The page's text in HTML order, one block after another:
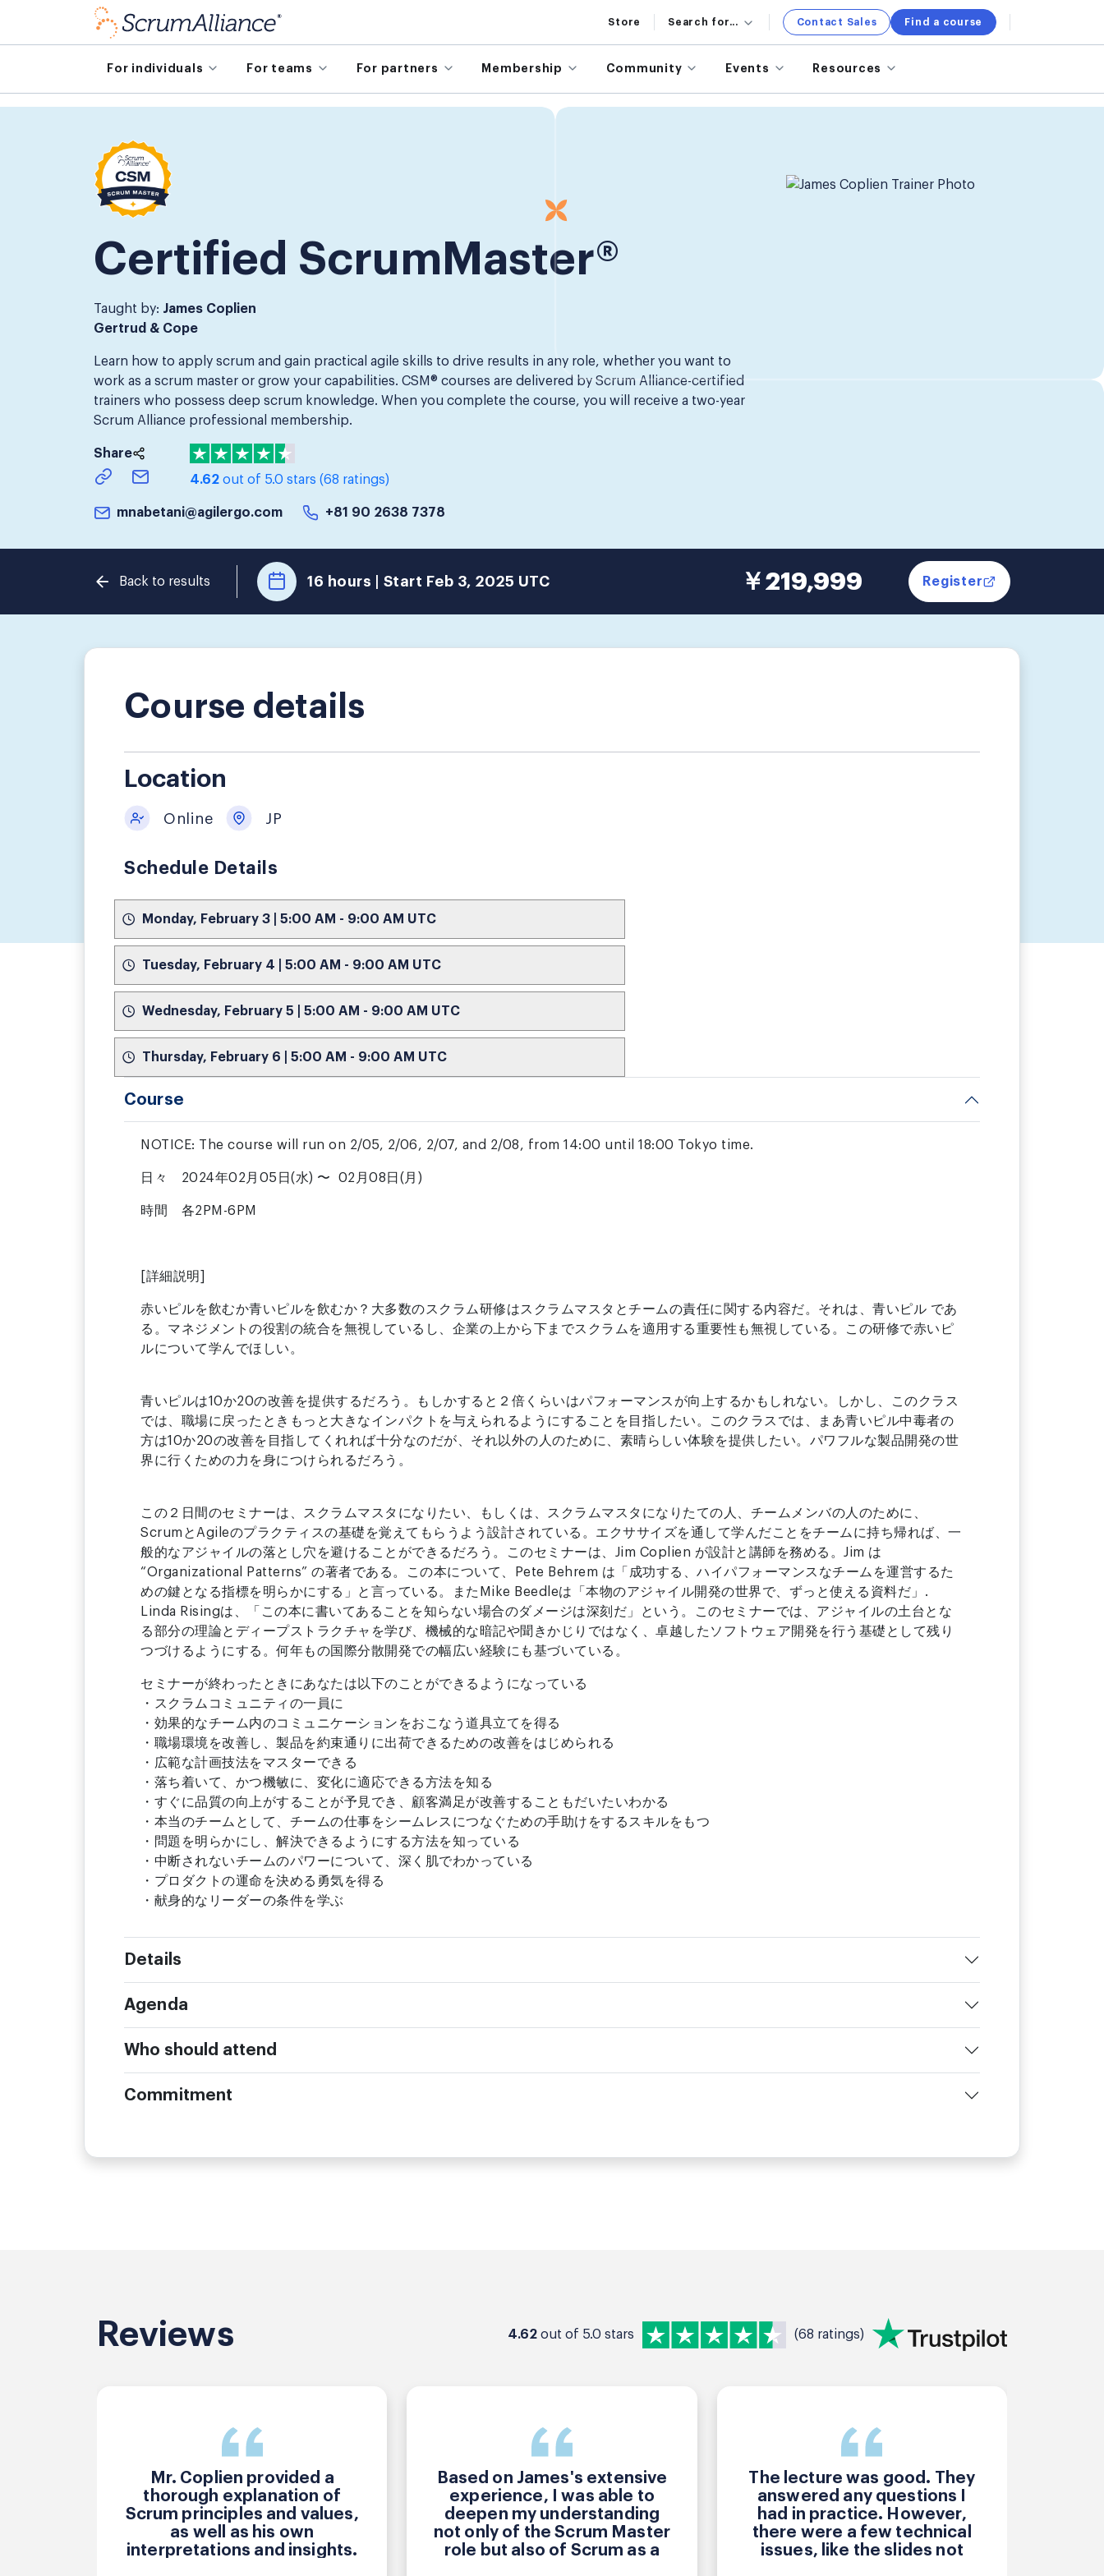
Store Search for... Contact Sales Find a course
For individuals For teams For partners Membership Community Events Resources
Certified ScrumMaster®
Taught by: James Coplien
Gertrud & Cope
Learn how to apply scrum and gain practical agile skills to drive results in any role, whether you want to
work as a scrum master or grow your capabilities. CSM® courses are delivered by Scrum Alliance-certified
trainers who possess deep scrum knowledge. When you complete the course, you will receive a two-year
Scrum Alliance professional membership.
Share
4.62 out of 5.0 stars (68 ratings)
mnabetani@agilergo.com +81 90 2638 7378
Back to results 16 hours | Start Feb 3, 2025 UTC ￥219,999 Register
Course details
Location
Online JP
Schedule Details
Monday, February 3 | 5:00 AM - 9:00 AM UTC
Tuesday, February 4 | 5:00 AM - 9:00 AM UTC
Wednesday, February 5 | 5:00 AM - 9:00 AM UTC
Thursday, February 6 | 5:00 AM - 9:00 AM UTC
Course
NOTICE: The course will run on 2/05, 2/06, 2/07, and 2/08, from 14:00 until 18:00 Tokyo time.
日々 2024年02月05日(水) 〜 02月08日(月)
時間 各2PM-6PM
[詳細説明]
赤いピルを飲むか青いピルを飲むか？大多数のスクラム研修はスクラムマスタとチームの責任に関する内容だ。それは、青いピル であ
る。マネジメントの役割の統合を無視しているし、企業の上から下までスクラムを適用する重要性も無視している。この研修で赤いピ
ルについて学んでほしい。
青いピルは10か20の改善を提供するだろう。もしかすると２倍くらいはパフォーマンスが向上するかもしれない。しかし、このクラス
では、職場に戻ったときもっと大きなインパクトを与えられるようにすることを目指したい。このクラスでは、まあ青いピル中毒者の
方は10か20の改善を目指してくれれば十分なのだが、それ以外の人のために、素晴らしい体験を提供したい。パワフルな製品開発の世
界に行くための力を身につけられるだろう。
この２日間のセミナーは、スクラムマスタになりたい、もしくは、スクラムマスタになりたての人、チームメンバの人のために、
ScrumとAgileのプラクティスの基礎を覚えてもらうよう設計されている。エクササイズを通して学んだことをチームに持ち帰れば、一
般的なアジャイルの落とし穴を避けることができるだろう。このセミナーは、Jim Coplien が設計と講師を務める。Jim は
“Organizational Patterns” の著者である。この本について、Pete Behrem は「成功する、ハイパフォーマンスなチームを運営するた
めの鍵となる指標を明らかにする」と言っている。またMike Beedleは「本物のアジャイル開発の世界で、ずっと使える資料だ」.
Linda Risingは、「この本に書いてあることを知らない場合のダメージは深刻だ」という。このセミナーでは、アジャイルの土台とな
る部分の理論とディープストラクチャを学び、機械的な暗記や聞きかじりではなく、卓越したソフトウェア開発を行う基礎として残り
つづけるようにする。何年もの国際分散開発での幅広い経験にも基づいている。
セミナーが終わったときにあなたは以下のことができるようになっている
・スクラムコミュニティの一員に
・効果的なチーム内のコミュニケーションをおこなう道具立てを得る
・職場環境を改善し、製品を約束通りに出荷できるための改善をはじめられる
・広範な計画技法をマスターできる
・落ち着いて、かつ機敏に、変化に適応できる方法を知る
・すぐに品質の向上がすることが予見でき、顧客満足が改善することもだいたいわかる
・本当のチームとして、チームの仕事をシームレスにつなぐための手助けをするスキルをもつ
・問題を明らかにし、解決できるようにする方法を知っている
・中断されないチームのパワーについて、深く肌でわかっている
・プロダクトの運命を決める勇気を得る
・献身的なリーダーの条件を学ぶ
Details
Agenda
Who should attend
Commitment
Reviews 4.62 out of 5.0 stars (68 ratings)
Mr. Coplien provided a
thorough explanation of
Scrum principles and values,
as well as his own
interpretations and insights.
Based on James's extensive
experience, I was able to
deepen my understanding
not only of the Scrum Master
role but also of Scrum as a
The lecture was good. They
answered any questions I
had in practice. However,
there were a few technical
issues, like the slides not